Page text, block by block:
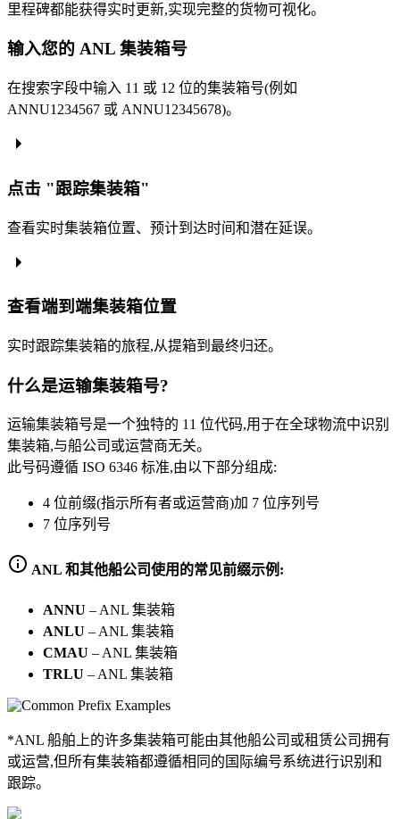
里程碑都能获得实时更新,实现完整的货物可视化。
输入您的 ANL 集装箱号
在搜索字段中输入 11 或 12 位的集装箱号(例如
ANNU1234567 或 ANNU12345678)。
点击 "跟踪集装箱"
查看实时集装箱位置、预计到达时间和潜在延误。
查看端到端集装箱位置
实时跟踪集装箱的旅程,从提箱到最终归还。
什么是运输集装箱号?
运输集装箱号是一个独特的 11 位代码,用于在全球物流中识别
集装箱,与船公司或运营商无关。
此号码遵循 ISO 6346 标准,由以下部分组成:
4 位前缀(指示所有者或运营商)加 7 位序列号
7 位序列号
ANL 和其他船公司使用的常见前缀示例:
ANNU – ANL 集装箱
ANLU – ANL 集装箱
CMAU – ANL 集装箱
TRLU – ANL 集装箱
*ANL 船舶上的许多集装箱可能由其他船公司或租赁公司拥有
或运营,但所有集装箱都遵循相同的国际编号系统进行识别和
跟踪。